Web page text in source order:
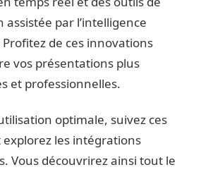
assistée par l’intelligence
de ces innovations
vos présentations plus
et professionnelles.
optimale, suivez ces
explorez les intégrations
Vous découvrirez ainsi tout le